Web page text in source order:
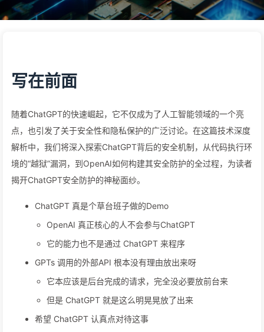
写在前面
随着ChatGPT的快速崛起，它不仅成为了人工智能领域的一个亮
点，也引发了关于安全性和隐私保护的广泛讨论。在这篇技术深度
解析中，我们将深入探索ChatGPT背后的安全机制，从代码执行环
境的“越狱”漏洞，到OpenAI如何构建其安全防护的全过程，为读者
揭开ChatGPT安全防护的神秘面纱。
ChatGPT 真是个草台班子做的Demo
OpenAI 真正核心的人不会参与ChatGPT
它的能力也不是通过 ChatGPT 来程序
GPTs 调用的外部API 根本没有理由放出来呀
它本应该是后台完成的请求，完全没必要放前台来
但是 ChatGPT 就是这么明晃晃放了出来
希望 ChatGPT 认真点对待这事